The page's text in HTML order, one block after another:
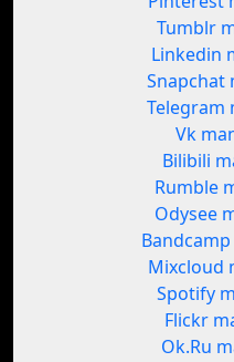
Tumblr
Linkedin
Snapchat
Telegram
Vk
Bilibili
Rumble
Odysee
Mixcloud
Spotify
Flickr
Ok.Ru